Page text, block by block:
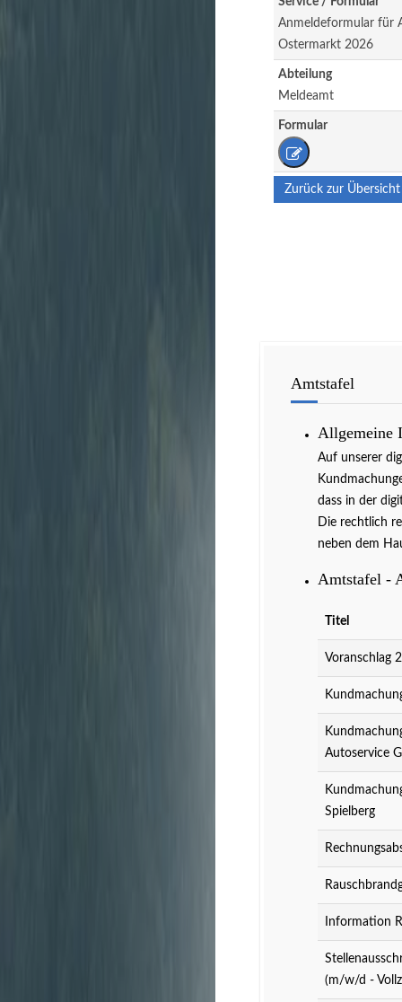
Anmeldeformular für
Ostermarkt 2026
Abteilung
Meldeamt
Formular
Zurück zur Übersicht
Amtstafel
Allgemeine
Auf unserer
dass in der
Die rechtlich
neben dem
Amtstafel -
Titel
Voranschlag
Autoservice
Spielberg
Information
(m/w/d -